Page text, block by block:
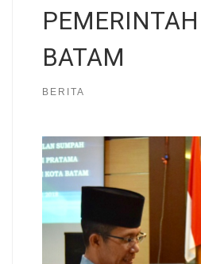
BATAM
BERITA